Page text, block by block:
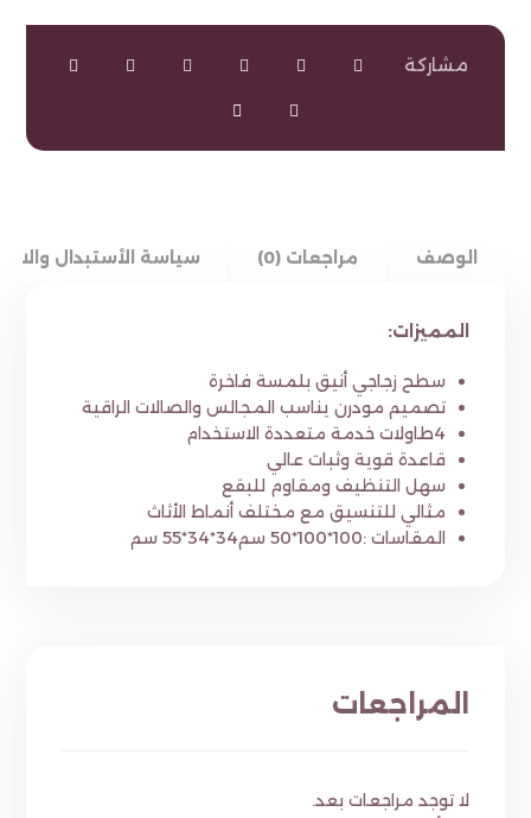
الوصف مراجعات (0) سياسة الأستبدال
المميزات:
سطح زجاجي أنيق بلمسة فاخرة
تصميم مودرن يناسب المجالس والصالات الراقية
4طاولات خدمة متعددة الاستخدام
قاعدة قوية وثبات عالي
سهل التنظيف ومقاوم للبقع
مثالي للتنسيق مع مختلف أنماط الأثاث
المقاسات :100*100*50 سم34*34*55 سم
المراجعات
لا توجد مراجعات بعد.